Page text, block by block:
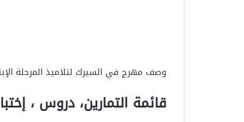
وصف مهرج في السيرك لتلاميذ المرحلة
قائمة التمارين، دروس ،